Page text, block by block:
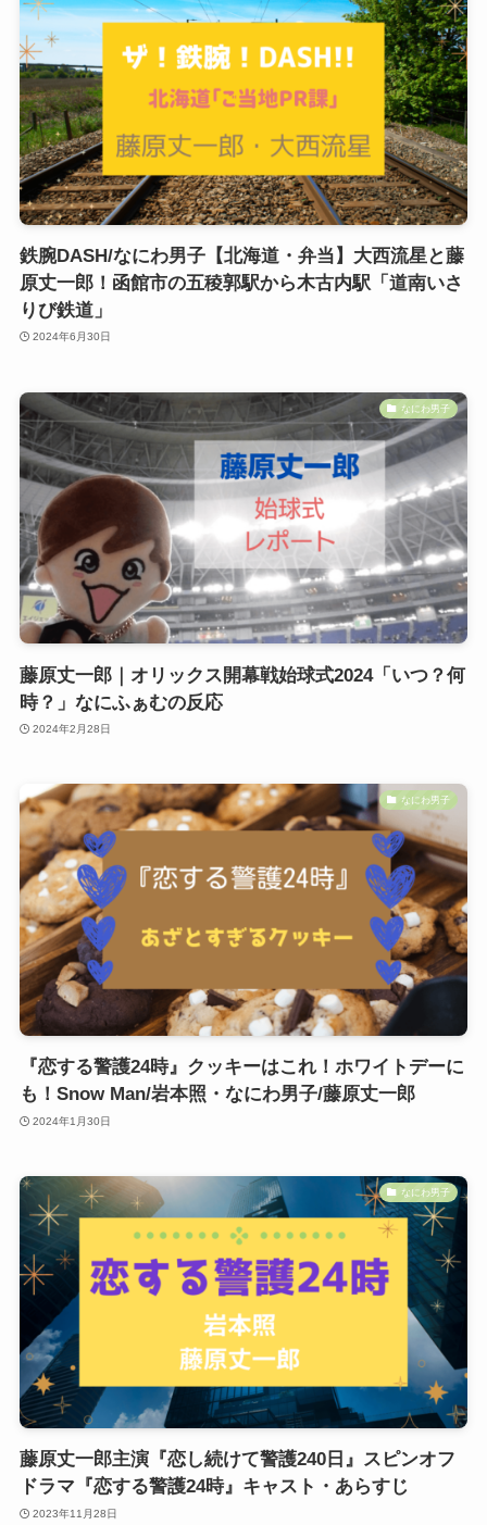
鉄腕DASH/なにわ男子【北海道・弁当】大西流星と藤
原丈一郎！函館市の五稜郭駅から木古内駅「道南いさ
りび鉄道」
2024年6月30日
なにわ男子
藤原丈一郎｜オリックス開幕戦始球式2024「いつ？何
時？」なにふぁむの反応
2024年2月28日
なにわ男子
『恋する警護24時』クッキーはこれ！ホワイトデーに
も！Snow Man/岩本照・なにわ男子/藤原丈一郎
2024年1月30日
なにわ男子
藤原丈一郎主演『恋し続けて警護240日』スピンオフ
ドラマ『恋する警護24時』キャスト・あらすじ
2023年11月28日